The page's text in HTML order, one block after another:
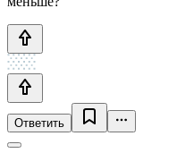
Ответить